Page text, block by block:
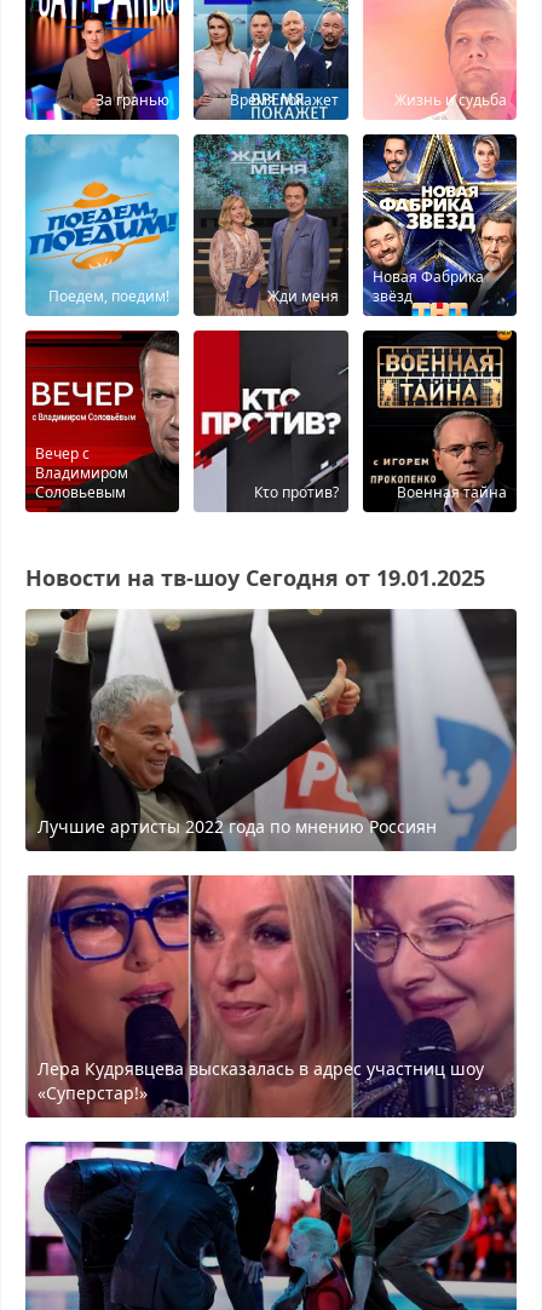
За гранью Время покажет Жизнь и судьба
Поедем, поедим! Жди меня
Новая Фабрика
звёзд
Вечер с
Владимиром
Соловьевым
Кτо против? Военная тайна
Новости на тв-шоу Сегодня от 19.01.2025
Лучшие артисты 2022 года по мнению Россиян
Лера Кудрявцева высказалась в адрес участниц шоу
«Суперстар!»